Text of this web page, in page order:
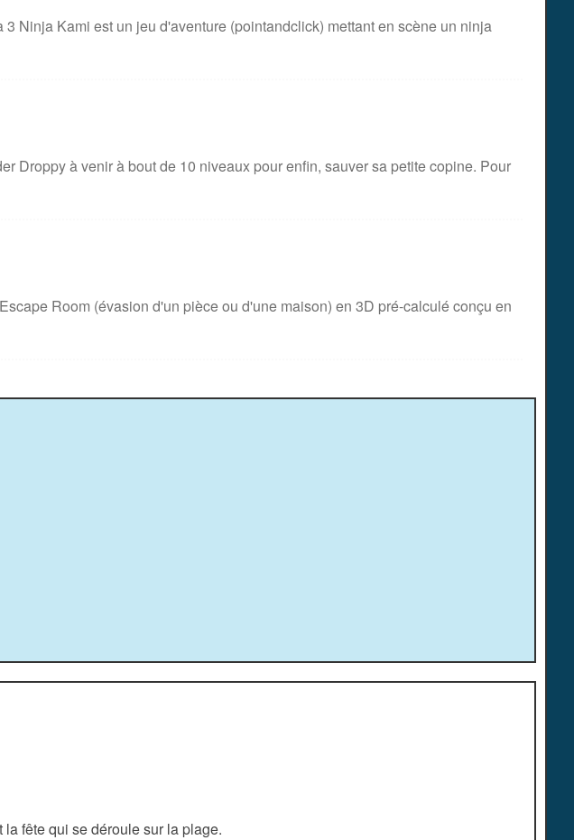
Ninja Kami est un jeu d'aventure (pointandclick) mettant en scène un ninja
Droppy à venir à bout de 10 niveaux pour enfin, sauver sa petite copine. Pour
Room (évasion d'un pièce ou d'une maison) en 3D pré-calculé conçu en
fête qui se déroule sur la plage.